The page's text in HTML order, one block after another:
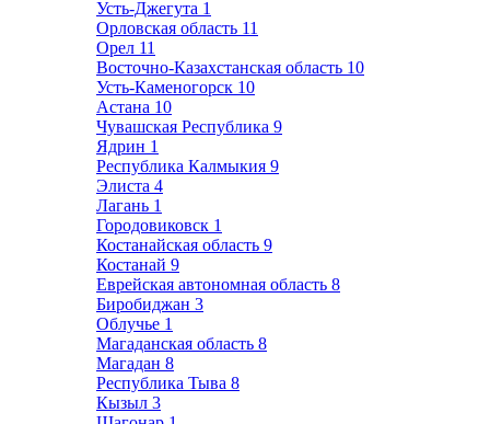
Усть-Джегута 1
Орловская область 11
Орел 11
Восточно-Казахстанская область 10
Усть-Каменогорск 10
Астана 10
Чувашская Республика 9
Ядрин 1
Республика Калмыкия 9
Элиста 4
Лагань 1
Городовиковск 1
Костанайская область 9
Костанай 9
Еврейская автономная область 8
Биробиджан 3
Облучье 1
Магаданская область 8
Магадан 8
Республика Тыва 8
Кызыл 3